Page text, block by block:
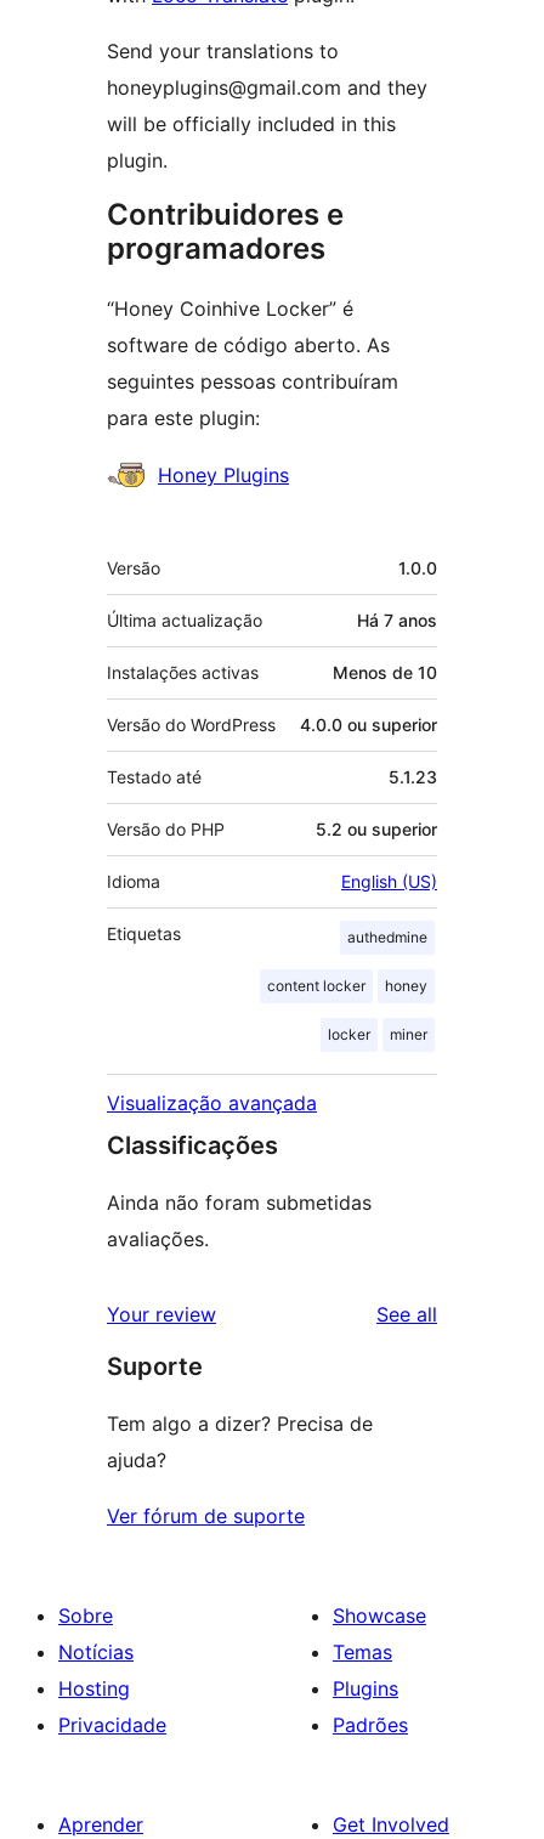
Send your translations to
honeyplugins@gmail.com and they
will be officially included in this
plugin.
Contribuidores e
programadores
“Honey Coinhive Locker” é
software de código aberto. As
seguintes pessoas contribuíram
para este plugin:
Contribuidores
Honey Plugins
Metadados
Versão 1.0.0
Última actualização Há 7 anos
Instalações activas Menos de 10
Versão do WordPress 4.0.0 ou superior
Testado até 5.1.23
Versão do PHP 5.2 ou superior
Idioma English (US)
Etiquetas authedmine
content locker honey
locker miner
Visualização avançada
Classificações
Ainda não foram submetidas
avaliações.
Your review See all
Suporte
Tem algo a dizer? Precisa de
ajuda?
Ver fórum de suporte
Sobre
Notícias
Hosting
Privacidade
Showcase
Temas
Plugins
Padrões
Aprender
Get Involved